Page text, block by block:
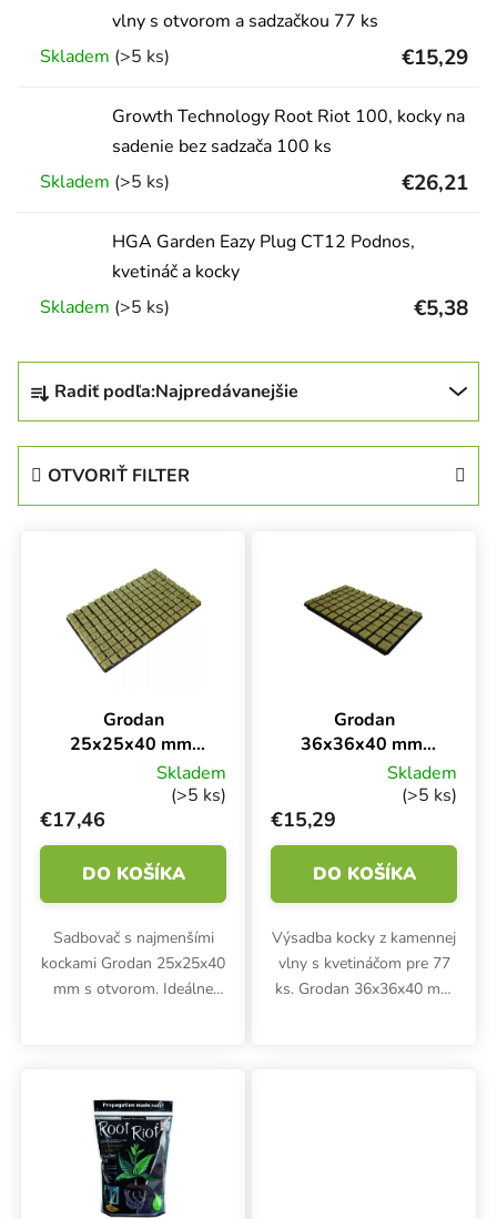
vlny s otvorom a sadzačkou 77 ks
Skladem (>5 ks) €15,29
Growth Technology Root Riot 100, kocky na
sadenie bez sadzača 100 ks
Skladem (>5 ks) €26,21
HGA Garden Eazy Plug CT12 Podnos,
kvetináč a kocky
Skladem (>5 ks) €5,38
Radenie produktov
Radiť podľa:Najpredávanejšie
OTVORIŤ FILTER
Grodan
25x25x40 mm,
kocky z kamennej
vlny s otvorom a
sadzačkou 150 ks
Skladem
(>5 ks)
€17,46
DO KOŠÍKA
Sadbovač s najmenšími
kockami Grodan 25x25x40
mm s otvorom. Ideálne
vzduchu a vody.
Grodan
36x36x40 mm,
kocky z kamennej
vlny s otvorom a
sadzačkou 77 ks
Skladem
(>5 ks)
€15,29
DO KOŠÍKA
Výsadba kocky z kamennej
vlny s kvetináčom pre 77
ks. Grodan 36x36x40 mm